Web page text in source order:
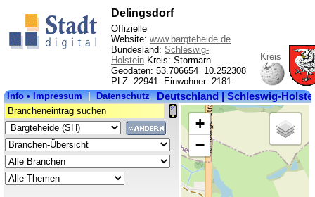
Delingsdorf
Offizielle
Website: www.bargteheide.de
Bundesland: Schleswig-
Holstein Kreis: Stormarn
Geodaten: 53.706654 10.252308
PLZ: 22941 Einwohner: 2181
Kreis